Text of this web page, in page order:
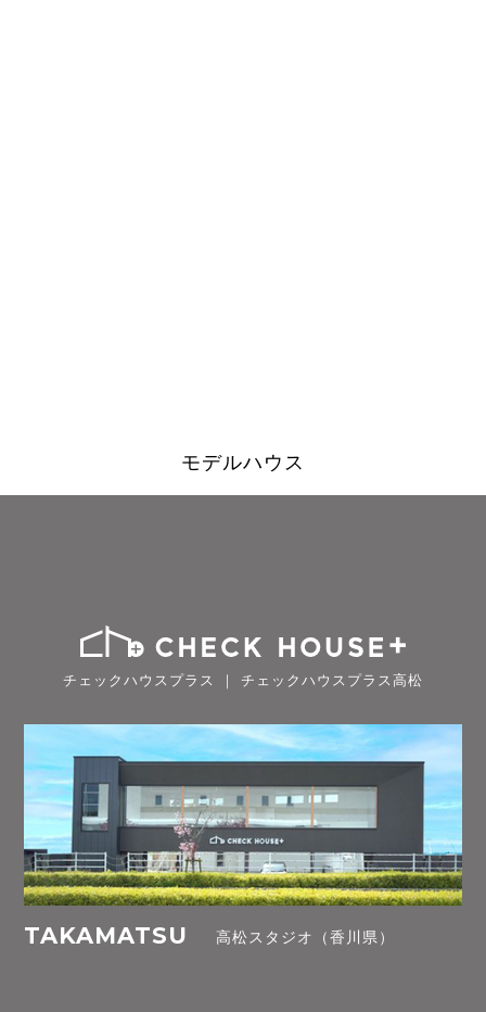
モデルハウス
チェックハウスプラス ｜ チェックハウスプラス高松
TAKAMATSU 高松スタジオ（香川県）